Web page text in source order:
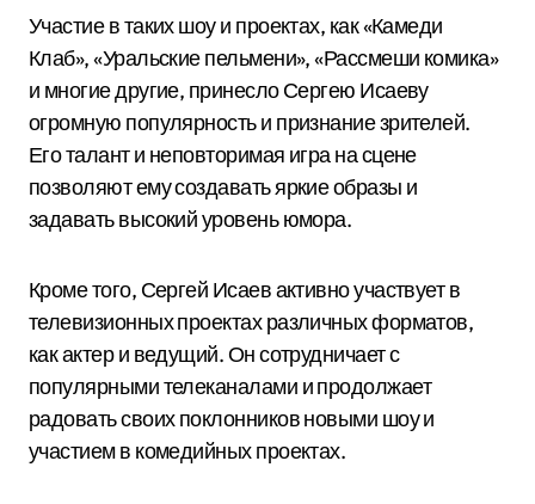
Участие в таких шоу и проектах, как «Камеди
Клаб», «Уральские пельмени», «Рассмеши комика»
и многие другие, принесло Сергею Исаеву
огромную популярность и признание зрителей.
Его талант и неповторимая игра на сцене
позволяют ему создавать яркие образы и
задавать высокий уровень юмора.
Кроме того, Сергей Исаев активно участвует в
телевизионных проектах различных форматов,
как актер и ведущий. Он сотрудничает с
популярными телеканалами и продолжает
радовать своих поклонников новыми шоу и
участием в комедийных проектах.